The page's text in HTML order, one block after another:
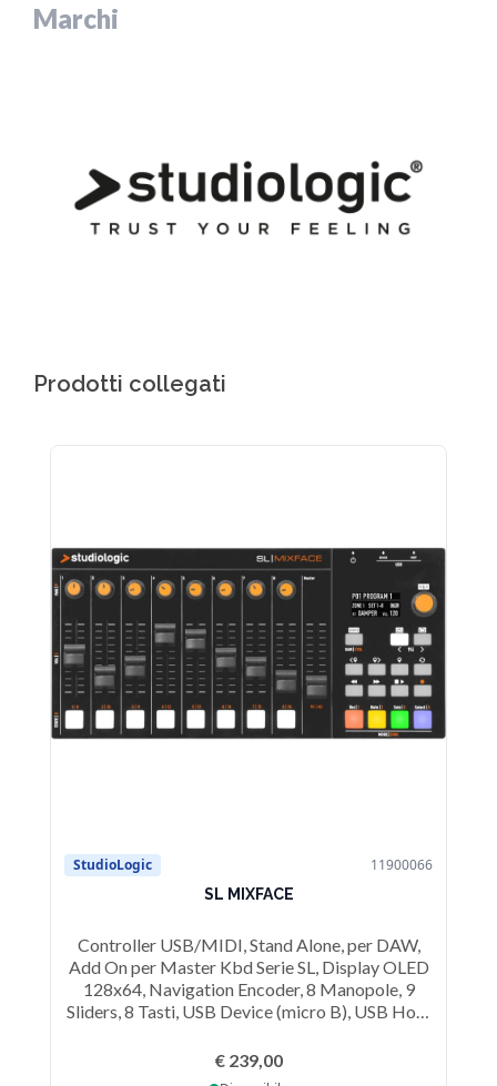
Marchi
Prodotti collegati
StudioLogic 11900066
SL MIXFACE
Controller USB/MIDI, Stand Alone, per DAW,
Add On per Master Kbd Serie SL, Display OLED
128x64, Navigation Encoder, 8 Manopole, 9
Sliders, 8 Tasti, USB Device (micro B), USB Host
USB, batterie AAAx3
€ 239,00